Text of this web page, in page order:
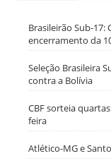
Brasileirão Sub-
encerramento da
Seleção Brasileira
contra a Bolívia
CBF sorteia
feira
Atlético-MG e